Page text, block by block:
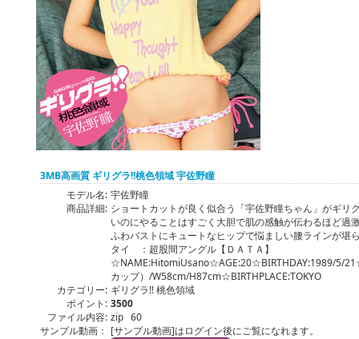
3MB高画質 ギリグラ!!桃色領域 宇佐野瞳
モデル名: 宇佐野瞳
商品詳細: ショートカットが良く似合う「宇佐野瞳ちゃん」がギリ
いのにやることはすごく大胆で肌の感触が伝わるほど過
ふわバストにキュートなヒップで悩ましい腰ラインが堪
タイ ：超股間アングル【ＤＡＴＡ】
☆NAME:HitomiUsano☆AGE:20☆BIRTHDAY:1989/5/
カップ）/W58cm/H87cm☆BIRTHPLACE:TOKYO
カテゴリー: ギリグラ!! 桃色領域
ポイント: 3500
ファイル内容: zip 60
サンプル動画： [サンプル動画]はログイン後にご覧になれます。